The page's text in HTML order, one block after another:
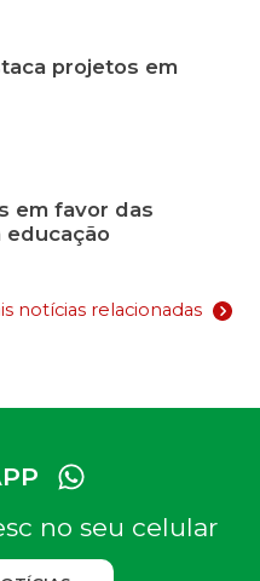
projetos em
em favor das
educação
notícias relacionadas
no seu celular